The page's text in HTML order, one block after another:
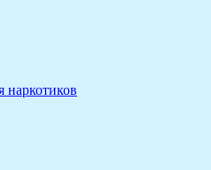
наркотиков